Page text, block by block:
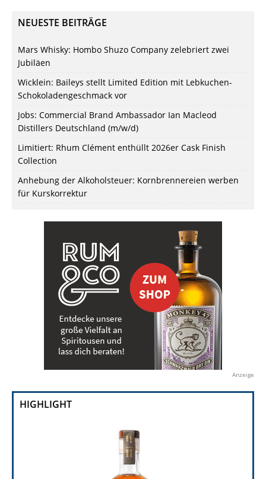
NEUESTE BEITRÄGE
Mars Whisky: Hombo Shuzo Company zelebriert zwei
Jubiläen
Wicklein: Baileys stellt Limited Edition mit Lebkuchen-
Schokoladengeschmack vor
Jobs: Commercial Brand Ambassador Ian Macleod
Distillers Deutschland (m/w/d)
Limitiert: Rhum Clément enthüllt 2026er Cask Finish
Collection
Anhebung der Alkoholsteuer: Kornbrennereien werben
für Kurskorrektur
Anzeige
HIGHLIGHT